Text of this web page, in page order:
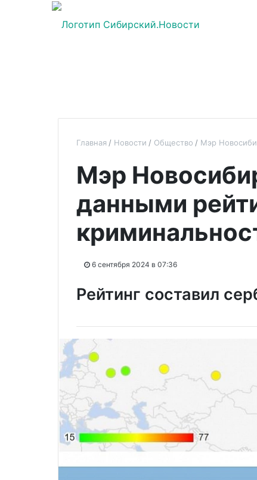
Главная Новости Общество Мэр
Мэр
данными
6 сентября 2024 в 07:36
Рейтинг составил